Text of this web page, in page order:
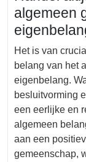
algemeen
Het is van
belang van het
eigenbelang.
besluitvorming
een eerlijke en
algemeen
aan een
gemeenschap,